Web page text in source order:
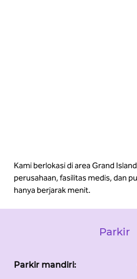
Kami berlokasi di area Grand
perusahaan, fasilitas medis, dan
hanya berjarak menit.
Parkir
Parkir mandiri: